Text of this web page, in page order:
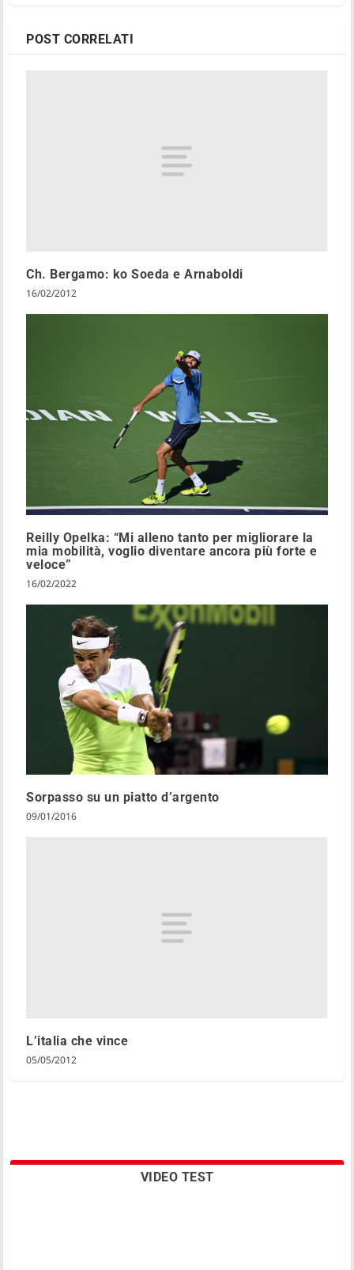
POST CORRELATI
Ch. Bergamo: ko Soeda e Arnaboldi
16/02/2012
Reilly Opelka: “Mi alleno tanto per migliorare la
mia mobilità, voglio diventare ancora più forte e
veloce”
16/02/2022
Sorpasso su un piatto d’argento
09/01/2016
L’italia che vince
05/05/2012
VIDEO TEST